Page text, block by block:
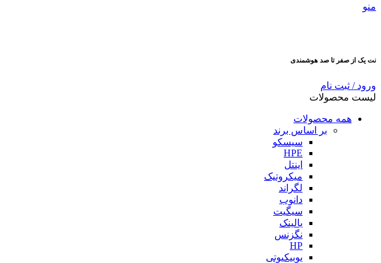
منو
نت یک از صفر تا صد هوشمندی
ورود / ثبت نام
لیست محصولات
همه محصولات
بر اساس برند
سیسکو
HPE
اینتل
میکروتیک
لگراند
دانوب
سیگیت
یالینک
نگزنس
HP
یوبیکیوتی